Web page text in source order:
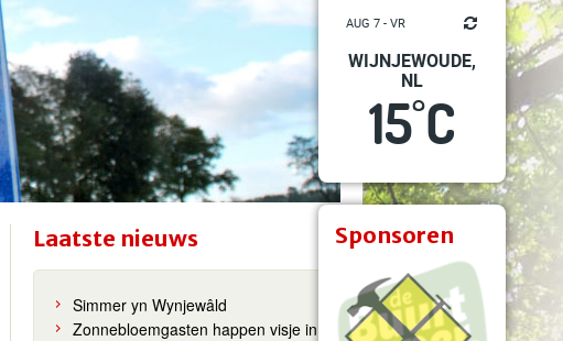
AUG 7 - VR
WIJNJEWOUDE,
NL
15°C
Sponsoren
Laatste nieuws
Simmer yn Wynjewâld
Zonnebloemgasten happen visje in